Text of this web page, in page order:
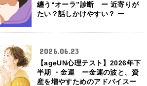
纏う“オーラ”診断 ー 近寄りが
たい？話しかけやすい？ ー
2026.06.23
【ageUN心理テスト】2026年下
半期 ・金運 ー金運の波と、資
産を増やすためのアドバイスー